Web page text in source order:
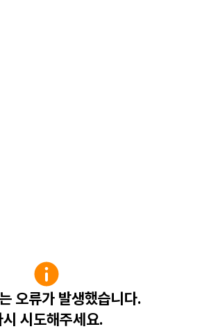
오류가 발생했습니다.
시 시도해주세요.